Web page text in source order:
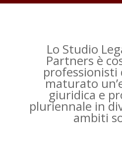
Lo Studio
Partners è
professionisti
maturato
giuridica e
pluriennale in
ambiti